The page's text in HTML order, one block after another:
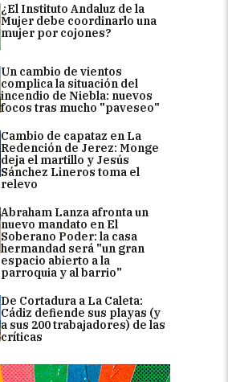
¿El Instituto Andaluz de la
Mujer debe coordinarlo una
mujer por cojones?
Un cambio de vientos
complica la situación del
incendio de Niebla: nuevos
focos tras mucho "paveseo"
Cambio de capataz en La
Redención de Jerez: Monge
deja el martillo y Jesús
Sánchez Lineros toma el
relevo
Abraham Lanza afronta un
nuevo mandato en El
Soberano Poder: la casa
hermandad será "un gran
espacio abierto a la
parroquia y al barrio"
De Cortadura a La Caleta:
Cádiz defiende sus playas (y
a sus 200 trabajadores) de las
críticas